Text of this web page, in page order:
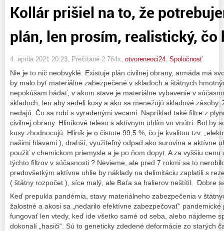
Kollár prišiel na to, že
plán, len prosím, realistický,
4. apríla 2021 20:23 , Prečítané 2 764x, otvoreneoci24 Spoločnosť
Nie je to nič neobvyklé. Existuje plán civilnej obrany, armáda má
by malo byť materiálne zabezpečené v skladoch a štátnych
nepokúšam hádať, v akom stave je materiálne vybavenie v
skladoch, len aby sedeli kusy a ako sa menežujú skladové
nedajú. Čo sa robí s vyradenými vecami. Napríklad také filtre z
civilnej obrany. Hliníkové teleso s aktívnym uhlím vo vnútri. Bol by
kusy zhodnocujú. Hliník je o čistote 99,5 %, čo je kvalitou tzv.
našimi hlavami ), drahší, využiteľný odpad ako surovina a aktívne
použiť v chemickom priemysle a je po ňom dopyt. A za vyššiu
týchto filtrov v súčasnosti ? Nevieme, ale pred 7 rokmi sa to
predovšetkým aktívne uhlie by náklady na delimitáciu zaplatili s
( štátny rozpočet ), síce malý, ale Baťa sa halierov neštítil. Dobre
Keď prepukla pandémia, stavy materiálneho zabezpečenia v
žalostné a akosi sa „nedarilo efektívne zabezpečovať“
fungovať len vtedy, keď ide všetko samé od seba, alebo nájdeme
dokonalí „hasiči“. Sú to geneticky zdedené deformácie zo starých